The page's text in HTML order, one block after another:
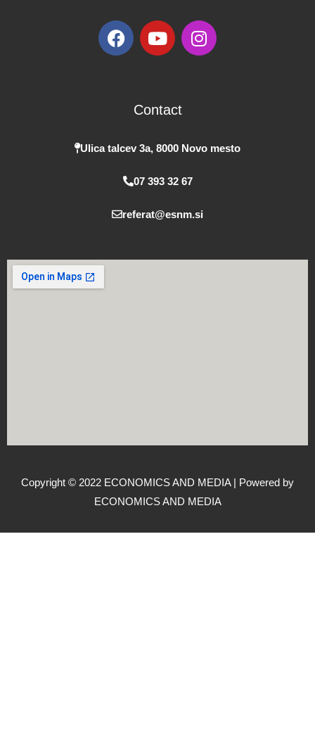
F
a
c
k
Y
o
u
b
I
n
s
a
Contact
Ulica talcev 3a, 8000 Novo mesto
07 393 32 67
referat@esnm.si
Copyright © 2022 ECONOMICS AND MEDIA | Powered by
ECONOMICS AND MEDIA